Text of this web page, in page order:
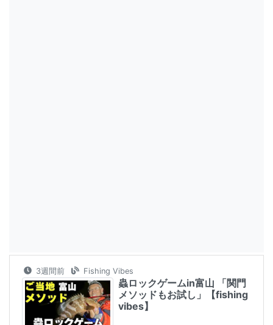
3週間前 Fishing Vibes
蟲ロックゲームin富山 「関門
メソッドもお試し」【fishing
vibes】